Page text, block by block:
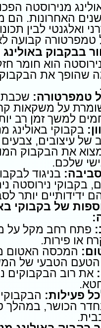
מנירוסטה
האחרונות. הם
ואלגנטי לבין
קבועה
בבקבוק באולינג
הוא חומר
שהופך את
טמפרטורה: שכבת
על משקאות
למשך זמן רב
בקבוקי באולינג
של עיצובים,
את הבקבוק
שלכם.
בניגוד
בקבוקי נירוסטה
ידידותיים יותר
של בקבוקי
פתח רחב מקל על
או פירות.
המכסה האטום
הטעם הטבעי של
את רוב הבקבוקים
פעילות:
הכושר, במהלך